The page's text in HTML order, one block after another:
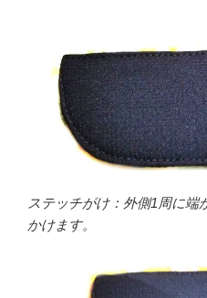
ステッチがけ：外側1周に端
かけます。